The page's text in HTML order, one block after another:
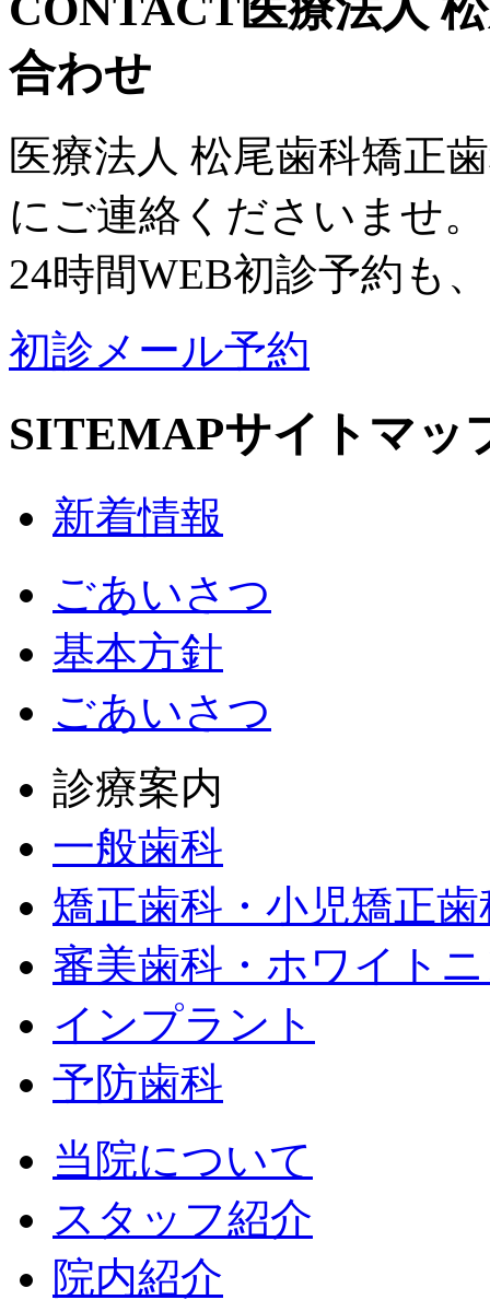
合わせ
医療法人 松尾歯科矯正
にご連絡くださいませ。
24時間WEB初診予約も
初診メール予約
SITEMAPサイトマッ
新着情報
ごあいさつ
基本方針
ごあいさつ
診療案内
一般歯科
矯正歯科・小児矯正歯
審美歯科・ホワイト
インプラント
予防歯科
当院について
スタッフ紹介
院内紹介